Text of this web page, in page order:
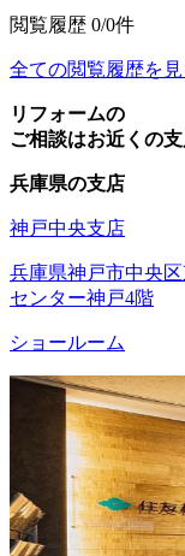
閲覧履歴 0/0件
全ての閲覧履歴を見
リフォームの
ご相談はお近くの
兵庫県の支店
神戸中央支店
兵庫県神戸市中央
センター神戸4階
ショールーム